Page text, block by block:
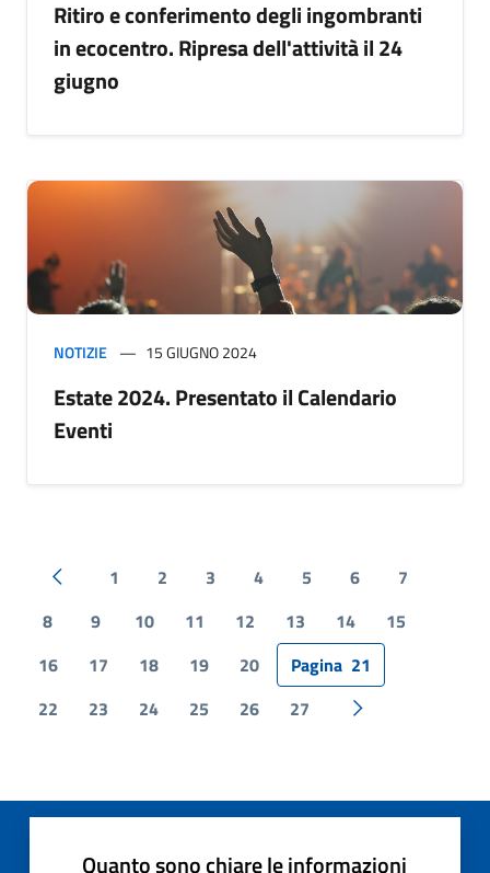
Ritiro e conferimento degli ingombranti
in ecocentro. Ripresa dell'attività il 24
giugno
NOTIZIE 15 GIUGNO 2024
Estate 2024. Presentato il Calendario
Eventi
Pagina precedente
1 2 3 4 5 6
7
8
9 10 11 12 13 14
15
16
17 18 19 20 Pagina 21
22
23 24 25 26 27 Pagina
Quanto sono chiare le informazioni